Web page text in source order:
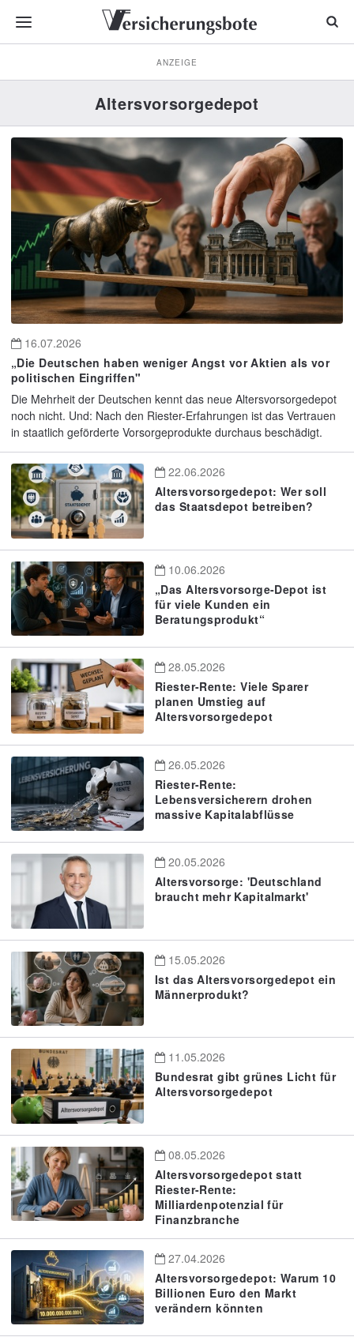
ANZEIGE
Altersvorsorgedepot
16.07.2026
„Die Deutschen haben weniger Angst vor Aktien als vor
politischen Eingriffen"
Die Mehrheit der Deutschen kennt das neue Altersvorsorgedepot
noch nicht. Und: Nach den Riester-Erfahrungen ist das Vertrauen
in staatlich geförderte Vorsorgeprodukte durchaus beschädigt.
22.06.2026
Altersvorsorgedepot: Wer soll
das Staatsdepot betreiben?
10.06.2026
„Das Altersvorsorge-Depot ist
für viele Kunden ein
Beratungsprodukt“
28.05.2026
Riester-Rente: Viele Sparer
planen Umstieg auf
Altersvorsorgedepot
26.05.2026
Riester-Rente:
Lebensversicherern drohen
massive Kapitalabflüsse
20.05.2026
Altersvorsorge: 'Deutschland
braucht mehr Kapitalmarkt'
15.05.2026
Ist das Altersvorsorgedepot ein
Männerprodukt?
11.05.2026
Bundesrat gibt grünes Licht für
Altersvorsorgedepot
08.05.2026
Altersvorsorgedepot statt
Riester-Rente:
Milliardenpotenzial für
Finanzbranche
27.04.2026
Altersvorsorgedepot: Warum 10
Billionen Euro den Markt
verändern könnten